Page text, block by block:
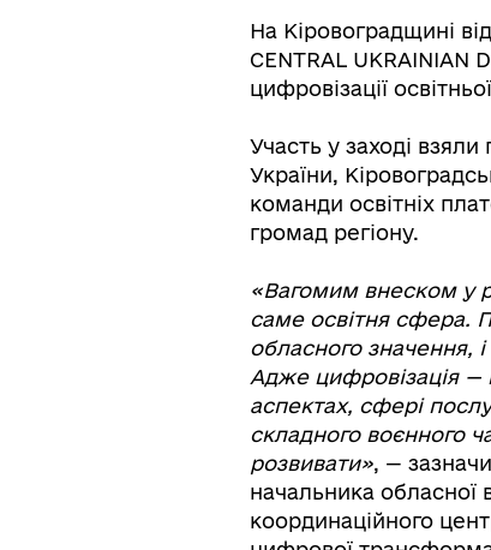
На Кіровоградщині
CENTRAL UKRAINIAN
цифровізації
Участь у заході взяли
України,
команди освітніх
громад регіону.
«Вагомим внеском у
саме освітня сфера.
обласного значення,
Адже цифровізація —
аспектах, сфері
складного воєнного
розвивати», —
начальника обласної
координаційного